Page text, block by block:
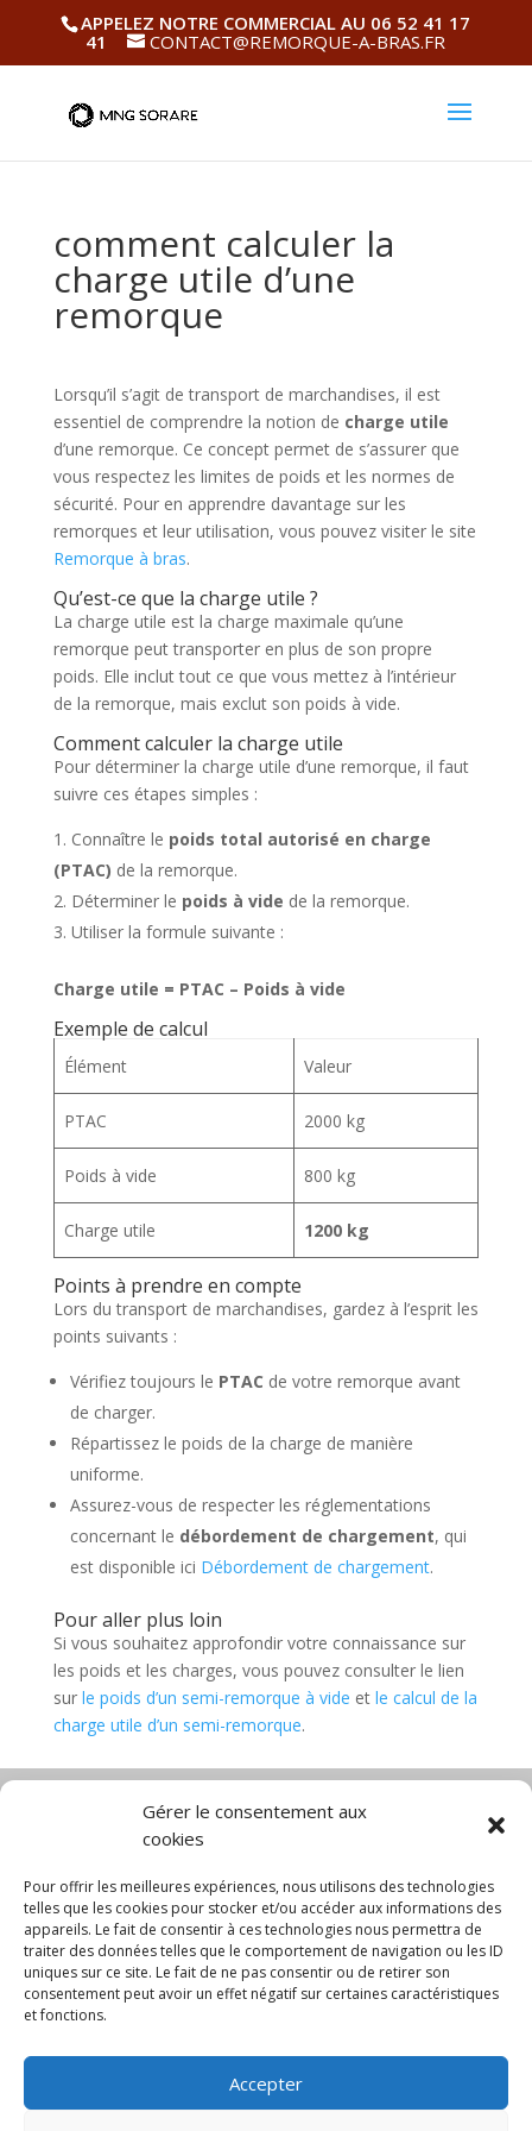
Gérer le consentement aux
cookies
Pour offrir les meilleures expériences, nous utilisons des technologies
telles que les cookies pour stocker et/ou accéder aux informations des
appareils. Le fait de consentir à ces technologies nous permettra de
traiter des données telles que le comportement de navigation ou les ID
uniques sur ce site. Le fait de ne pas consentir ou de retirer son
consentement peut avoir un effet négatif sur certaines caractéristiques
et fonctions.
Accepter
APPELEZ NOTRE COMMERCIAL AU 06 52 41 17
41
CONTACT@REMORQUE-A-BRAS.FR
comment calculer la
charge utile d’une
remorque
Lorsqu’il s’agit de transport de marchandises, il est
essentiel de comprendre la notion de charge utile
d’une remorque. Ce concept permet de s’assurer que
vous respectez les limites de poids et les normes de
sécurité. Pour en apprendre davantage sur les
remorques et leur utilisation, vous pouvez visiter le site
Remorque à bras.
Qu’est-ce que la charge utile ?
La charge utile est la charge maximale qu’une
remorque peut transporter en plus de son propre
poids. Elle inclut tout ce que vous mettez à l’intérieur
de la remorque, mais exclut son poids à vide.
Comment calculer la charge utile
Pour déterminer la charge utile d’une remorque, il faut
suivre ces étapes simples :
Connaître le poids total autorisé en charge
(PTAC) de la remorque.
Déterminer le poids à vide de la remorque.
Utiliser la formule suivante :
Charge utile = PTAC – Poids à vide
Exemple de calcul
Élément Valeur
PTAC 2000 kg
Poids à vide 800 kg
Charge utile 1200 kg
Points à prendre en compte
Lors du transport de marchandises, gardez à l’esprit les
points suivants :
Vérifiez toujours le PTAC de votre remorque avant
de charger.
Répartissez le poids de la charge de manière
uniforme.
Assurez-vous de respecter les réglementations
concernant le débordement de chargement, qui
est disponible ici Débordement de chargement.
Pour aller plus loin
Si vous souhaitez approfondir votre connaissance sur
les poids et les charges, vous pouvez consulter le lien
sur le poids d’un semi-remorque à vide et le calcul de la
charge utile d’un semi-remorque.
Diable électrique
Chariot manutention
CGV
Mentions légales
Politique de confidentialité et protection des
données
Paiement sécurisé
Gérer mes cookies
© 2025 MNG SORARE. Tous droits réservés. Prix
affichés en euros et hors TVA. Site dédié aux